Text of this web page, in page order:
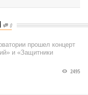
0
прошел концерт
и «Защитники
2495